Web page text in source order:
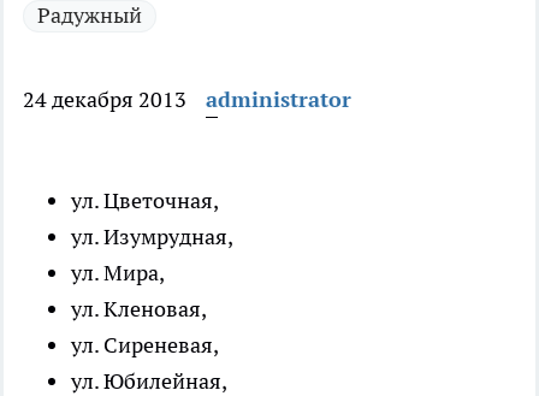
Радужный
24 декабря 2013 administrator
ул. Цветочная,
ул. Изумрудная,
ул. Мира,
ул. Кленовая,
ул. Сиреневая,
ул. Юбилейная,